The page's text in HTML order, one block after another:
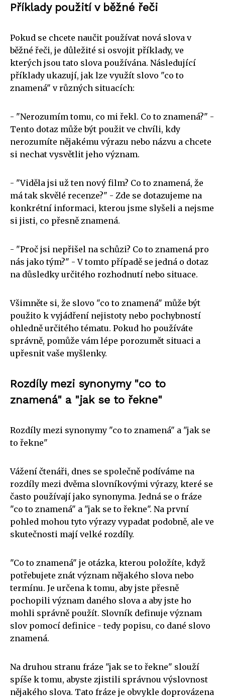
Příklady použití v běžné řeči
Pokud se chcete naučit používat nová slova v
běžné řeči, je důležité si osvojit příklady, ve
kterých jsou tato slova používána. Následující
příklady ukazují, jak lze využít slovo "co to
znamená" v různých situacích:
- "Nerozumím tomu, co mi řekl. Co to znamená?" -
Tento dotaz může být použit ve chvíli, kdy
nerozumíte nějakému výrazu nebo názvu a chcete
si nechat vysvětlit jeho význam.
- "Viděla jsi už ten nový film? Co to znamená, že
má tak skvělé recenze?" - Zde se dotazujeme na
konkrétní informaci, kterou jsme slyšeli a nejsme
si jisti, co přesně znamená.
- "Proč jsi nepřišel na schůzi? Co to znamená pro
nás jako tým?" - V tomto případě se jedná o dotaz
na důsledky určitého rozhodnutí nebo situace.
Všimněte si, že slovo "co to znamená" může být
použito k vyjádření nejistoty nebo pochybností
ohledně určitého tématu. Pokud ho používáte
správně, pomůže vám lépe porozumět situaci a
upřesnit vaše myšlenky.
Rozdíly mezi synonymy "co to
znamená" a "jak se to řekne"
Rozdíly mezi synonymy "co to znamená" a "jak se
to řekne"
Vážení čtenáři, dnes se společně podíváme na
rozdíly mezi dvěma slovníkovými výrazy, které se
často používají jako synonyma. Jedná se o fráze
"co to znamená" a "jak se to řekne". Na první
pohled mohou tyto výrazy vypadat podobně, ale ve
skutečnosti mají velké rozdíly.
"Co to znamená" je otázka, kterou položíte, když
potřebujete znát význam nějakého slova nebo
termínu. Je určena k tomu, aby jste přesně
pochopili význam daného slova a aby jste ho
mohli správně použít. Slovník definuje význam
slov pomocí definice - tedy popisu, co dané slovo
znamená.
Na druhou stranu fráze "jak se to řekne" slouží
spíše k tomu, abyste zjistili správnou výslovnost
nějakého slova. Tato fráze je obvykle doprovázena